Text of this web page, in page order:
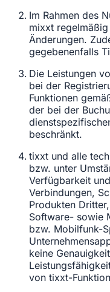
Im Rahmen des
mixxt
Änderungen.
gegebenenfalls
Die Leistungen
bei der
Funktionen
der bei der
beschränkt.
tixxt und alle
bzw. unter
Verfügbarkeit
Verbindungen,
Produkten
Software- sowie
bzw. Mobilfunk-
keine
von tixxt-